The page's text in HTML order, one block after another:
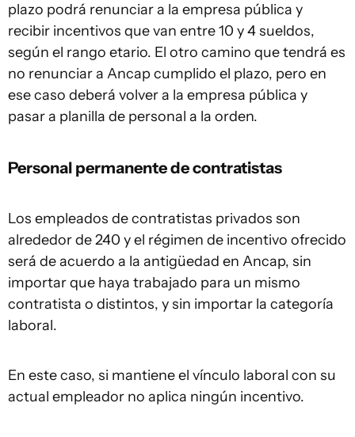
plazo podrá renunciar a la empresa pública y
recibir incentivos que van entre 10 y 4 sueldos,
según el rango etario. El otro camino que tendrá es
no renunciar a Ancap cumplido el plazo, pero en
ese caso deberá volver a la empresa pública y
pasar a planilla de personal a la orden.
Personal permanente de contratistas
Los empleados de contratistas privados son
alrededor de 240 y el régimen de incentivo ofrecido
será de acuerdo a la antigüedad en Ancap, sin
importar que haya trabajado para un mismo
contratista o distintos, y sin importar la categoría
laboral.
En este caso, si mantiene el vínculo laboral con su
actual empleador no aplica ningún incentivo.